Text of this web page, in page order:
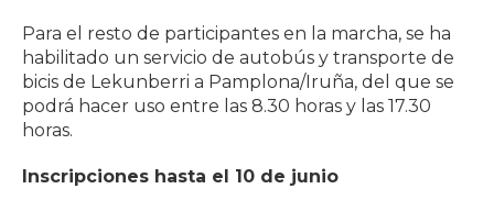
Para el resto de participantes en la marcha, se ha
habilitado un servicio de autobús y transporte de
bicis de Lekunberri a Pamplona/Iruña, del que se
podrá hacer uso entre las 8.30 horas y las 17.30
horas.
Inscripciones hasta el 10 de junio